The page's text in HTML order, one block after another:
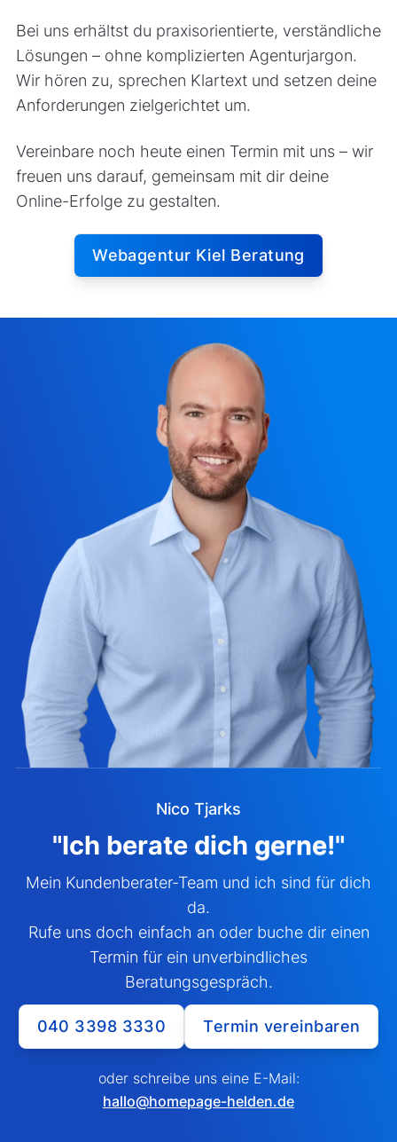
Bei uns erhältst du praxisorientierte, verständliche
Lösungen – ohne komplizierten Agenturjargon.
Wir hören zu, sprechen Klartext und setzen deine
Anforderungen zielgerichtet um.
Vereinbare noch heute einen Termin mit uns – wir
freuen uns darauf, gemeinsam mit dir deine
Online-Erfolge zu gestalten.
Webagentur Kiel Beratung
Nico Tjarks
"Ich berate dich gerne!"
Mein Kundenberater-Team und ich sind für dich
da.
Rufe uns doch einfach an oder buche dir einen
Termin für ein unverbindliches
Beratungsgespräch.
040 3398 3330 Termin vereinbaren
oder schreibe uns eine E-Mail:
hallo@homepage-helden.de